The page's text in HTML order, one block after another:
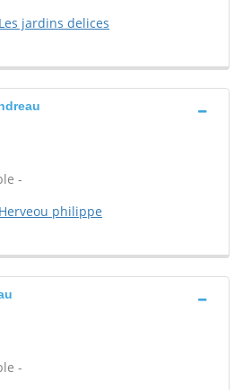
Les jardins delices
-
Herveou philippe
-